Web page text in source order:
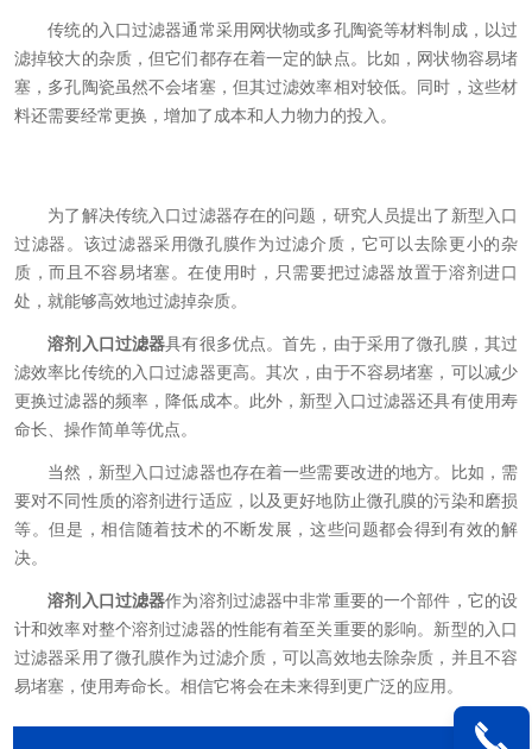
传统的入口过滤器通常采用网状物或多孔陶瓷等材料制成，以过
滤掉较大的杂质，但它们都存在着一定的缺点。比如，网状物容易堵
塞，多孔陶瓷虽然不会堵塞，但其过滤效率相对较低。同时，这些材
料还需要经常更换，增加了成本和人力物力的投入。
为了解决传统入口过滤器存在的问题，研究人员提出了新型入口
过滤器。该过滤器采用微孔膜作为过滤介质，它可以去除更小的杂
质，而且不容易堵塞。在使用时，只需要把过滤器放置于溶剂进口
处，就能够高效地过滤掉杂质。
溶剂入口过滤器具有很多优点。首先，由于采用了微孔膜，其过
滤效率比传统的入口过滤器更高。其次，由于不容易堵塞，可以减少
更换过滤器的频率，降低成本。此外，新型入口过滤器还具有使用寿
命长、操作简单等优点。
当然，新型入口过滤器也存在着一些需要改进的地方。比如，需
要对不同性质的溶剂进行适应，以及更好地防止微孔膜的污染和磨损
等。但是，相信随着技术的不断发展，这些问题都会得到有效的解
决。
溶剂入口过滤器作为溶剂过滤器中非常重要的一个部件，它的设
计和效率对整个溶剂过滤器的性能有着至关重要的影响。新型的入口
过滤器采用了微孔膜作为过滤介质，可以高效地去除杂质，并且不容
易堵塞，使用寿命长。相信它将会在未来得到更广泛的应用。